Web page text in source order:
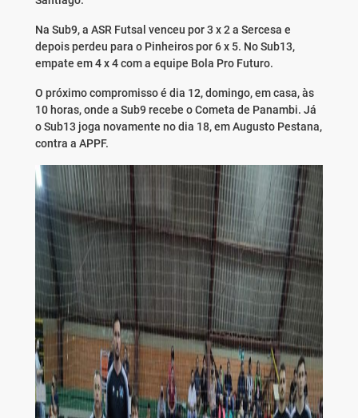
Na Sub9, a ASR Futsal venceu por 3 x 2 a Sercesa e
depois perdeu para o Pinheiros por 6 x 5. No Sub13,
empate em 4 x 4 com a equipe Bola Pro Futuro.
O próximo compromisso é dia 12, domingo, em casa, às
10 horas, onde a Sub9 recebe o Cometa de Panambi. Já
o Sub13 joga novamente no dia 18, em Augusto Pestana,
contra a APPF.